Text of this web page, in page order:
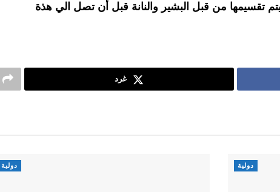
يتم تقسيمها من قبل البشير والنانة قبل أن تصل الي هذة
غرد
دولية دولية